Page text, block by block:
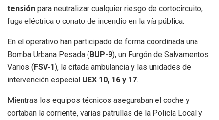
tensión para neutralizar cualquier riesgo de cortocircuito,
fuga eléctrica o conato de incendio en la vía pública.
En el operativo han participado de forma coordinada una
Bomba Urbana Pesada ( BUP-9), un Furgón de Salvamentos
Varios ( FSV-1), la citada ambulancia y las unidades de
intervención especial UEX 10, 16 y 17.
Mientras los equipos técnicos aseguraban el coche y
cortaban la corriente, varias patrullas de la Policía Local y